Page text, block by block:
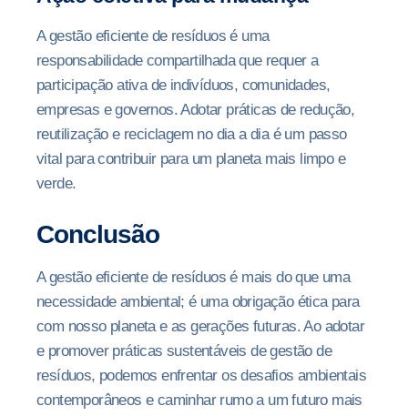
A gestão eficiente de resíduos é uma
responsabilidade compartilhada que requer a
participação ativa de indivíduos, comunidades,
empresas e governos. Adotar práticas de redução,
reutilização e reciclagem no dia a dia é um passo
vital para contribuir para um planeta mais limpo e
verde.
Conclusão
A gestão eficiente de resíduos é mais do que uma
necessidade ambiental; é uma obrigação ética para
com nosso planeta e as gerações futuras. Ao adotar
e promover práticas sustentáveis de gestão de
resíduos, podemos enfrentar os desafios ambientais
contemporâneos e caminhar rumo a um futuro mais